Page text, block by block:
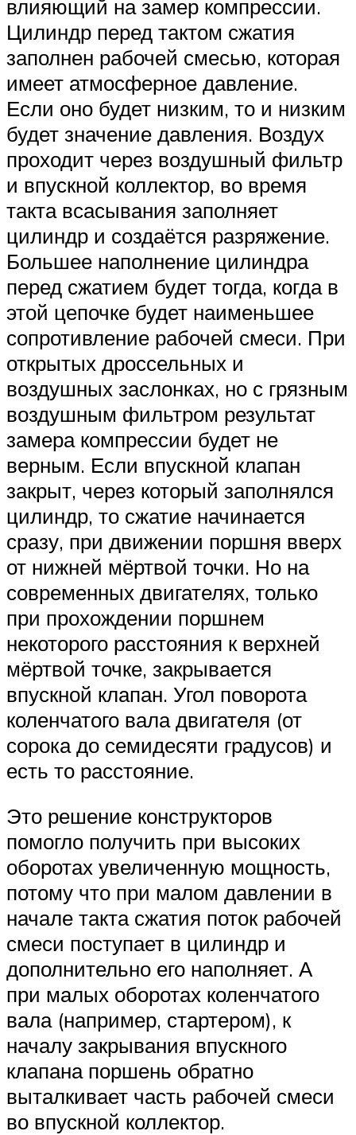
влияющий на замер компрессии.
Цилиндр перед тактом сжатия
заполнен рабочей смесью, которая
имеет атмосферное давление.
Если оно будет низким, то и низким
будет значение давления. Воздух
проходит через воздушный фильтр
и впускной коллектор, во время
такта всасывания заполняет
цилиндр и создаётся разряжение.
Большее наполнение цилиндра
перед сжатием будет тогда, когда в
этой цепочке будет наименьшее
сопротивление рабочей смеси. При
открытых дроссельных и
воздушных заслонках, но с грязным
воздушным фильтром результат
замера компрессии будет не
верным. Если впускной клапан
закрыт, через который заполнялся
цилиндр, то сжатие начинается
сразу, при движении поршня вверх
от нижней мёртвой точки. Но на
современных двигателях, только
при прохождении поршнем
некоторого расстояния к верхней
мёртвой точке, закрывается
впускной клапан. Угол поворота
коленчатого вала двигателя (от
сорока до семидесяти градусов) и
есть то расстояние.
Это решение конструкторов
помогло получить при высоких
оборотах увеличенную мощность,
потому что при малом давлении в
начале такта сжатия поток рабочей
смеси поступает в цилиндр и
дополнительно его наполняет. А
при малых оборотах коленчатого
вала (например, стартером), к
началу закрывания впускного
клапана поршень обратно
выталкивает часть рабочей смеси
во впускной коллектор.